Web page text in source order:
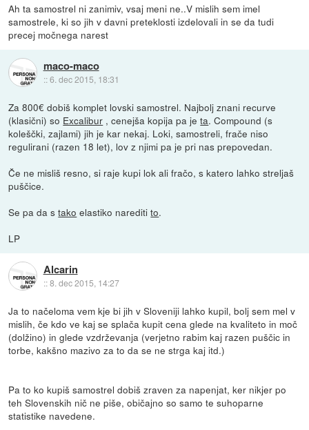
Ah ta samostrel ni zanimiv, vsaj meni ne..V mislih sem imel
samostrele, ki so jih v davni preteklosti izdelovali in se da tudi
precej močnega narest
maco-maco
::6. dec 2015, 18:31
Za 800€ dobiš komplet lovski samostrel. Najbolj znani recurve
(klasični) so Excalibur , cenejša kopija pa jeta. Compound (s
koleščki, zajlami) jih je kar nekaj. Loki, samostreli, frače niso
regulirani (razen 18 let), lov z njimi pa je pri nas prepovedan.
Če ne misliš resno, si raje kupi lok ali fračo, s katero lahko streljaš
puščice.
Se pa da stako elastiko nareditito.
LP
Alcarin
::8. dec 2015, 14:27
Ja to načeloma vem kje bi jih v Sloveniji lahko kupil, bolj sem mel v
mislih, če kdo ve kaj se splača kupit cena glede na kvaliteto in moč
(dolžino) in glede vzdrževanja (verjetno rabim kaj razen puščic in
torbe, kakšno mazivo za to da se ne strga kaj itd.)
Pa to ko kupiš samostrel dobiš zraven za napenjat, ker nikjer po
teh Slovenskih nič ne piše, običajno so samo te suhoparne
statistike navedene.